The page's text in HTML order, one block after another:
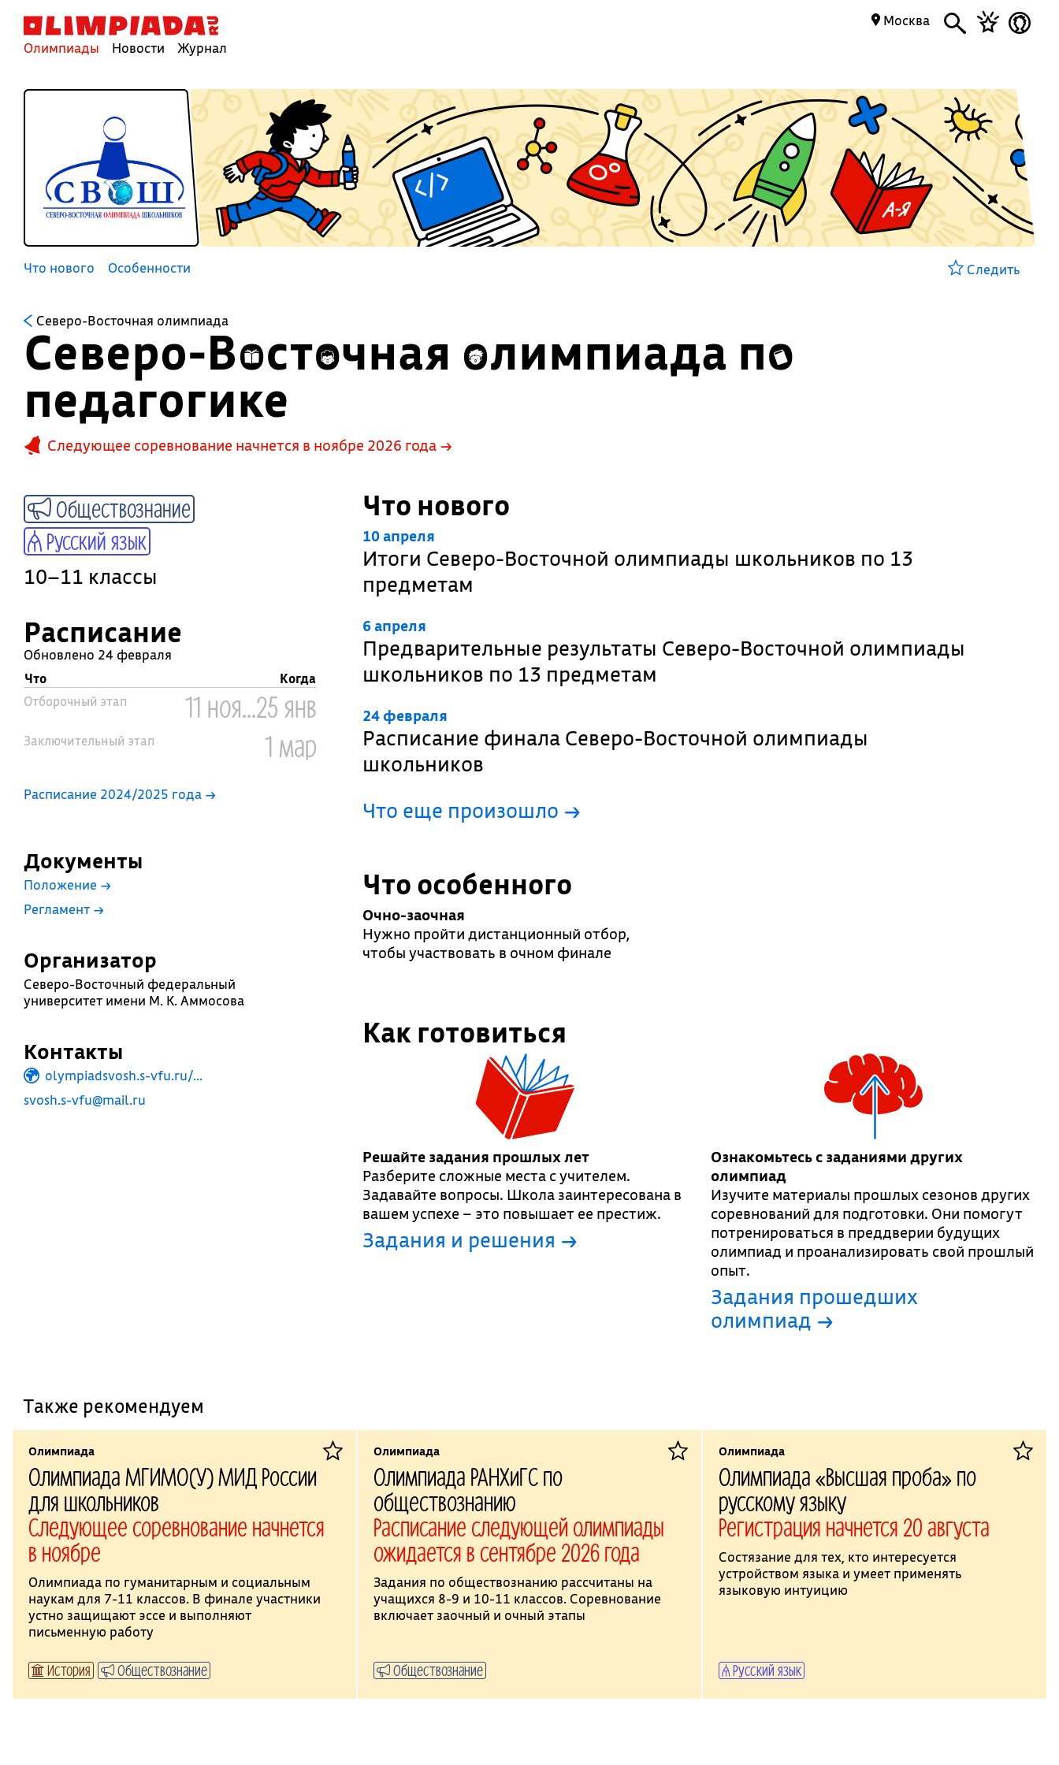
Олимпиады Новости Журнал
Москва
Что нового Особенности Следить
Северо-Восточная олимпиада
Северо-Восточная олимпиада по
педагогике
Следующее соревнование начнется в ноябре 2026 года →
Обществознание
Русский язык
10–11 классы
Расписание
Обновлено 24 февраля
Что
Когда
Отборочный этап
11 ноя...25 янв
Заключительный этап 1 мар
Расписание 2024/2025 года →
Документы
Положение →
Регламент →
Организатор
Северо-Восточный федеральный
университет имени М. К. Аммосова
Контакты
olympiadsvosh.s-vfu.ru/...
svosh.s-vfu@mail.ru
Что нового
10 апреля
Итоги Северо-Восточной олимпиады школьников по 13
предметам
6 апреля
Предварительные результаты Северо-Восточной олимпиады
школьников по 13 предметам
24 февраля
Расписание финала Северо-Восточной олимпиады
школьников
Что еще произошло →
Что особенного
Очно-заочная
Нужно пройти дистанционный отбор,
чтобы участвовать в очном финале
Как готовиться
Решайте задания прошлых лет
Разберите сложные места с учителем.
Задавайте вопросы. Школа заинтересована в
вашем успехе – это повышает ее престиж.
Задания и решения →
Ознакомьтесь с заданиями других
олимпиад
Изучите материалы прошлых сезонов других
соревнований для подготовки. Они помогут
потренироваться в преддверии будущих
олимпиад и проанализировать свой прошлый
опыт.
Задания прошедших
олимпиад →
Также рекомендуем
Олимпиада
Олимпиада МГИМО(У) МИД России
для школьников
Следующее соревнование начнется
в ноябре
Олимпиада по гуманитарным и социальным
наукам для 7-11 классов. В финале участники
устно защищают эссе и выполняют
письменную работу
История Обществознание
Олимпиада
Олимпиада РАНХиГС по
обществознанию
Расписание следующей олимпиады
ожидается в сентябре 2026 года
Задания по обществознанию рассчитаны на
учащихся 8-9 и 10-11 классов. Соревнование
включает заочный и очный этапы
Обществознание
Олимпиада
Олимпиада «Высшая проба» по
русскому языку
Регистрация начнется 20 августа
Состязание для тех, кто интересуется
устройством языка и умеет применять
языковую интуицию
Русский язык